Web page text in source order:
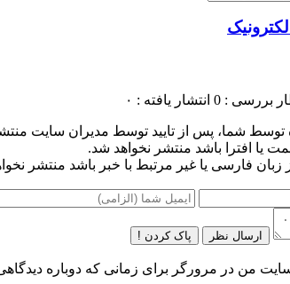
بررسی : 0 انتشار یافته : ۰
شما، پس از تایید توسط مدیران سایت
یا افترا باشد منتشر نخواهد شد.
زبان فارسی یا غیر مرتبط با خبر باشد منتشر
ارسال نظر پاک کردن !
من در مرورگر برای زمانی که دوباره